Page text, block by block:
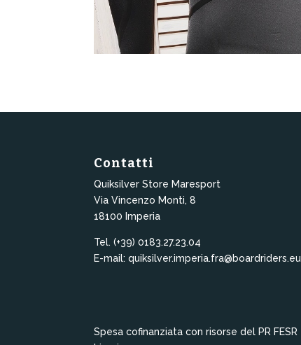
Contatti
Quiksilver Store Maresport
Via Vincenzo Monti, 8
18100 Imperia
Tel. (+39) 0183.27.23.04
E-mail: quiksilver.imperia.fra@boardriders.eu
Spesa cofinanziata con risorse del PR FESR